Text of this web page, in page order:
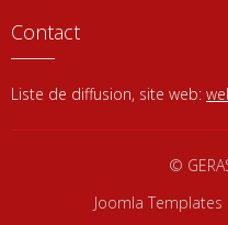
Contact
Liste de diffusion, site web:
©
Joomla Templates